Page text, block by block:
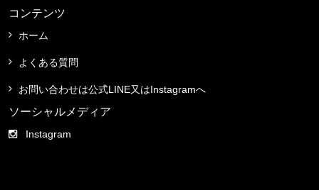
コンテンツ
ホーム
よくある質問
お問い合わせは公式LINE又はInstagramへ
ソーシャルメディア
Instagram